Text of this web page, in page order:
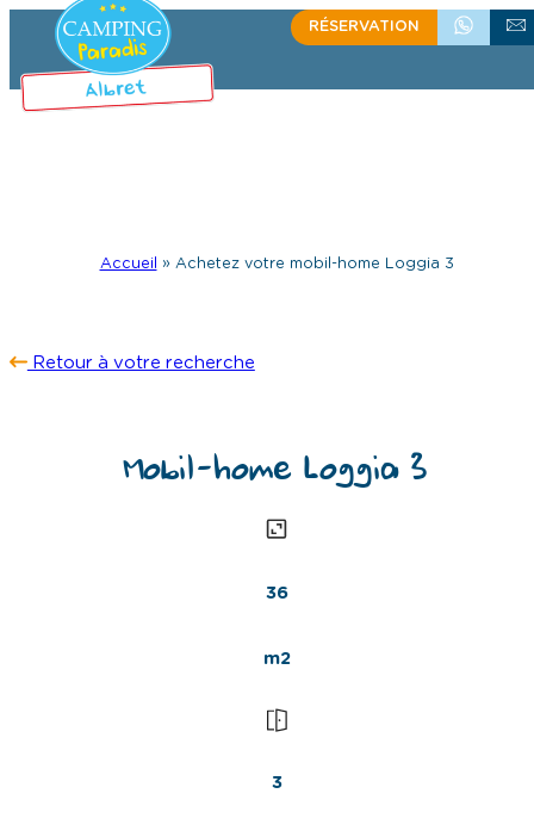
RÉSERVATION+335 58 48 08 64
ÉCRIVEZ-
Accueil » Achetez votre mobil-home Loggia 3
Retour à votre recherche
Mobil-home Loggia 3
36
m2
3